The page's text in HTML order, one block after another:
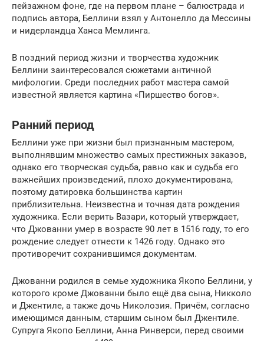
пейзажном фоне, где на первом плане – балюстрада и
подпись автора, Беллини взял у Антонелло да Мессины
и нидерландца Ханса Мемлинга.
В поздний период жизни и творчества художник
Беллини заинтересовался сюжетами античной
мифологии. Среди последних работ мастера самой
известной является картина «Пиршество богов».
Ранний период
Беллини уже при жизни был признанным мастером,
выполнявшим множество самых престижных заказов,
однако его творческая судьба, равно как и судьба его
важнейших произведений, плохо документирована,
поэтому датировка большинства картин
приблизительна. Неизвестна и точная дата рождения
художника. Если верить Вазари, который утверждает,
что Джованни умер в возрасте 90 лет в 1516 году, то его
рождение следует отнести к 1426 году. Однако это
противоречит сохранившимся документам.
Джованни родился в семье художника Якопо Беллини, у
которого кроме Джованни было ещё два сына, Никколо
и Джентиле, а также дочь Николозия. Причём, согласно
имеющимся данным, старшим сыном был Джентиле.
Супруга Якопо Беллини, Анна Ринверси, перед своими